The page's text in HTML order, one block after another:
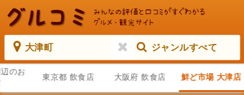
大津町 ジャンルすべて
のお
東京都 飲食店 大阪府 飲食店 鮮ど市場 大津店